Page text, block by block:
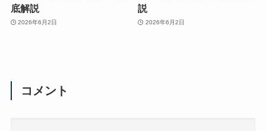
底解説
2026年6月2日
説
2026年6月2日
コメント